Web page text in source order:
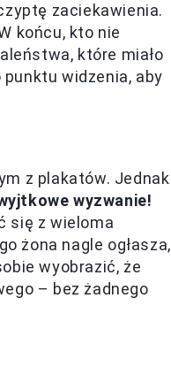
zaciekawienia.
końcu, kto nie
które miało
widzenia, aby
z plakatów. Jednak
wyzwanie!
się z wieloma
żona nagle ogłasza,
wyobrazić, że
– bez żadnego